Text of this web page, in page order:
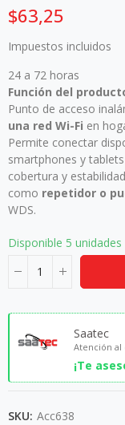
$63,25
Impuestos incluidos
24 a 72 horas
Función del
Punto de acceso
una red Wi-Fi en
Permite conectar
smartphones y
cobertura y
como repetidor o
WDS.
Disponible 5 unidades
Saatec
Atención al
¡Te
SKU: Acc638